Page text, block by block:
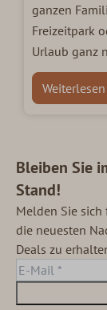
ganzen
Freizeitpark
Urlaub ganz
Weiterlesen
Bleiben Sie
Stand!
Melden Sie
die neuesten
Deals zu